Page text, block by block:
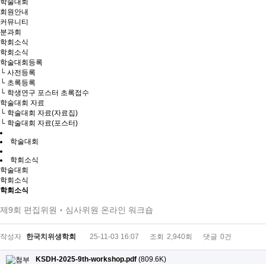
학술대회
회원안내
커뮤니티
분과회
학회소식
학회소식
학술대회등록
└ 사전등록
└ 초록등록
└ 학생연구 포스터 초록접수
학술대회 자료
└ 학술대회 자료(자료집)
└ 학술대회 자료(포스터)
학술대회
학회소식
학술대회
학회소식
학회소식
제9회 편집위원‧심사위원 온라인 워크숍
작성자 한국치위생학회 25-11-03 16:07 조회 2,940회 댓글 0건
KSDH-2025-9th-workshop.pdf (809.6K)